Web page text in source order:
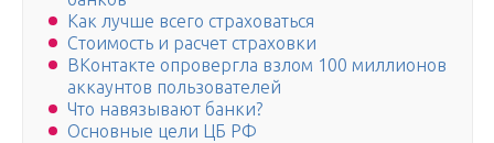
Как лучше всего страховаться
Стоимость и расчет страховки
ВКонтакте опровергла взлом 100 миллионов
аккаунтов пользователей
Что навязывают банки?
Основные цели ЦБ РФ